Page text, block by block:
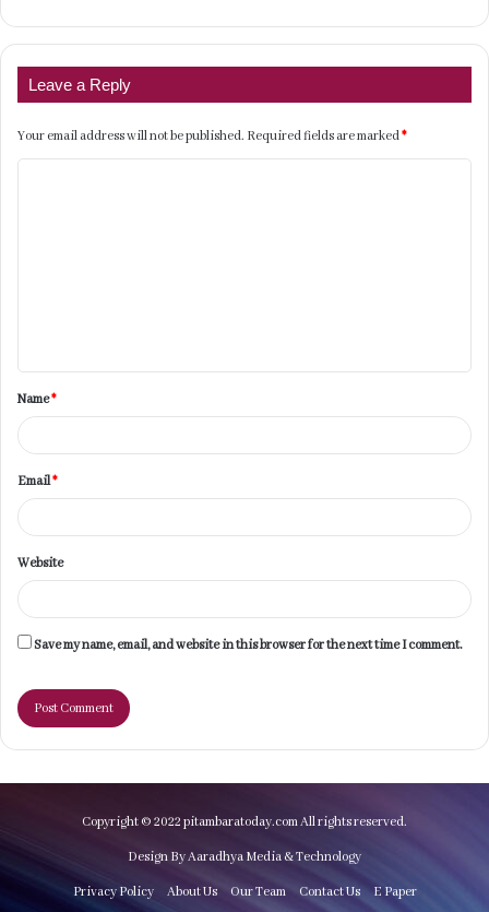
Leave a Reply
Your email address will not be published. Required fields are marked*
t
*Name*
Email*
Website
Save my name, email, and website in this browser for the next time I comment.
Copyright © 2022 pitambaratoday.com All rights reserved.
Design By Aaradhya Media & Technology
Privacy Policy About Us Our Team Contact Us E Paper